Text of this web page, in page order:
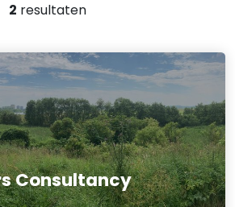
2 resultaten
Consultancy